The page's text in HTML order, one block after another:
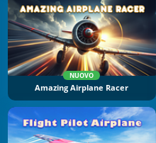
NUOVO
Amazing Airplane Racer